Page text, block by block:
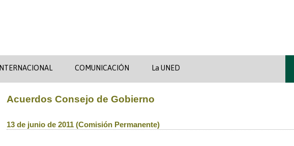
INTERNACIONAL COMUNICACIÓN La UNED
Acuerdos Consejo de Gobierno
13 de junio de 2011 (Comisión Permanente)